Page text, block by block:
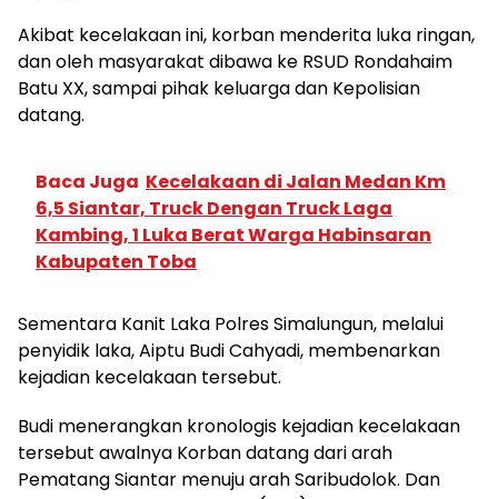
Akibat kecelakaan ini, korban menderita luka ringan,
dan oleh masyarakat dibawa ke RSUD Rondahaim
Batu XX, sampai pihak keluarga dan Kepolisian
datang.
Baca Juga Kecelakaan di Jalan Medan Km
6,5 Siantar, Truck Dengan Truck Laga
Kambing, 1 Luka Berat Warga Habinsaran
Kabupaten Toba
Sementara Kanit Laka Polres Simalungun, melalui
penyidik laka, Aiptu Budi Cahyadi, membenarkan
kejadian kecelakaan tersebut.
Budi menerangkan kronologis kejadian kecelakaan
tersebut awalnya Korban datang dari arah
Pematang Siantar menuju arah Saribudolok. Dan